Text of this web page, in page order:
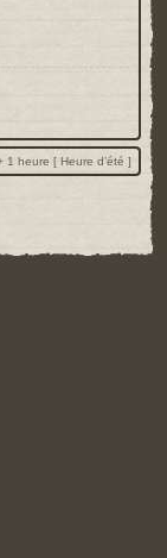
1 heure [ Heure d’été ]